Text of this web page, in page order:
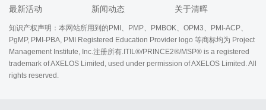
最新活动
新闻动态 关于清晖
知识产权声明：本网站所用到的PMI、PMP、PMBOK、OPM3、PMI-ACP、
PgMP, PMI-PBA, PMI Registered Education Provider logo 等商标均为 Project
Management Institute, Inc.注册所有.ITIL®/PRINCE2®/MSP® is a registered
trademark of AXELOS Limited, used under permission of AXELOS Limited. All
rights reserved.